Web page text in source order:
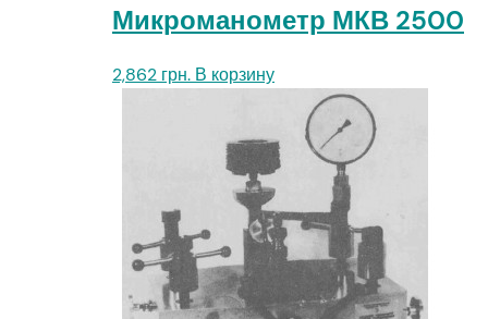
Микроманометр МКВ 2500
2,862 грн. В корзину